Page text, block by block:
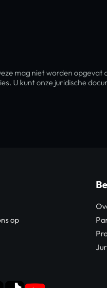
mag niet worden opgevat
U kunt onze juridische
op